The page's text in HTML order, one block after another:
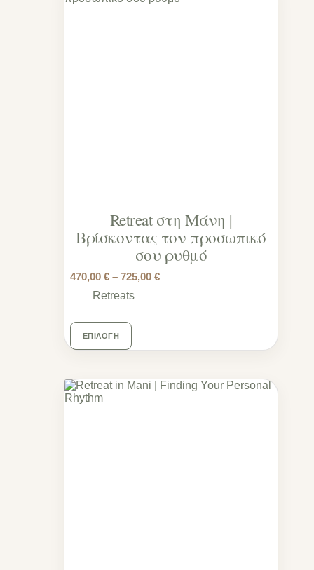
Retreat στη Μάνη |
Βρίσκοντας τον προσωπικό
σου ρυθμό
470,00 € – 725,00 €
Retreats
ΕΠΙΛΟΓΉ